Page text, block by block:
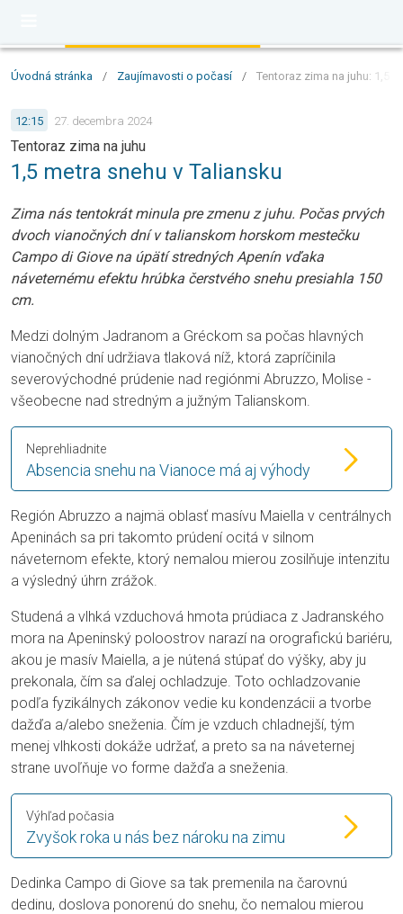
Úvodná stránka / Zaujímavosti o počasí / Tentoraz zima na juhu: 1,5
12:15 27. decembra 2024
Tentoraz zima na juhu
1,5 metra snehu v Taliansku
Zima nás tentokrát minula pre zmenu z juhu. Počas prvých
dvoch vianočných dní v talianskom horskom mestečku
Campo di Giove na úpätí stredných Apenín vďaka
náveternému efektu hrúbka čerstvého snehu presiahla 150
cm.
Medzi dolným Jadranom a Gréckom sa počas hlavných
vianočných dní udržiava tlaková níž, ktorá zapríčinila
severovýchodné prúdenie nad regiónmi Abruzzo, Molise -
všeobecne nad stredným a južným Talianskom.
Absencia snehu na Vianoce má aj výhody
Neprehliadnite
Región Abruzzo a najmä oblasť masívu Maiella v centrálnych
Apeninách sa pri takomto prúdení ocitá v silnom
náveternom efekte, ktorý nemalou mierou zosilňuje intenzitu
a výsledný úhrn zrážok.
Studená a vlhká vzduchová hmota prúdiaca z Jadranského
mora na Apeninský poloostrov narazí na orografickú bariéru,
akou je masív Maiella, a je nútená stúpať do výšky, aby ju
prekonala, čím sa ďalej ochladzuje. Toto ochladzovanie
podľa fyzikálnych zákonov vedie ku kondenzácii a tvorbe
dažďa a/alebo sneženia. Čím je vzduch chladnejší, tým
menej vlhkosti dokáže udržať, a preto sa na náveternej
strane uvoľňuje vo forme dažďa a sneženia.
Zvyšok roka u nás bez nároku na zimu
Výhľad počasia
Dedinka Campo di Giove sa tak premenila na čarovnú
dedinu, doslova ponorenú do snehu, čo nemalou mierou